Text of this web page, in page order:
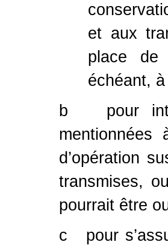
et aux
place de
échéant,
b pour
mentionnées
d’opération
transmises,
pourrait être
c pour